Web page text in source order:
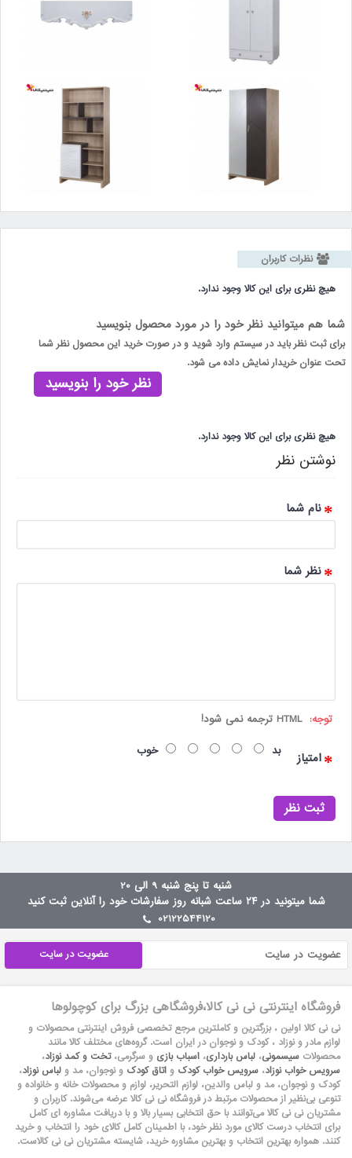
نظرات کاربران
هیچ نظری برای این کالا وجود ندارد.
شما هم میتوانید نظر خود را در مورد محصول بنویسید
برای ثبت نظر باید در سیستم وارد شوید و در صورت خرید این محصول نظر شما
تحت عنوان خریدار نمایش داده می شود.
نظر خود را بنویسید
هیچ نظری برای این کالا وجود ندارد.
نوشتن نظر
نام شما
نظر شما
توجه:
امتیاز بد خوب
ثبت نظر
شنبه تا پنج شنبه 9 الی 20
شما میتونید در ۲۴ ساعت شبانه روز سفارشات خود را آنلاین ثبت کنید
02122544120
عضویت در سایت
فروشگاه اینترنتی نی نی کالا،فروشگاهی بزرگ برای کوچولوها
نی نی کالا اولین ، بزرگترین و کاملترین مرجع تخصصی فروش اینترنتی محصولات و
لوازم مادر و نوزاد ، کودک و نوجوان در ایران است. گروه‏‏‌های مختلف کالا مانند
محصولات سیسمونی، لباس بارداری، اسباب بازی و سرگرمی،تخت و کمد نوزاد،
سرویس خواب نوزاد، سرویس خواب کودک و اتاق کودک و نوجوان، مد و لباس نوزاد،
کودک و نوجوان، مد و لباس والدین، لوازم التحریر، لوازم و محصولات خانه و خانواده و
تنوعی بی‌نظیر از محصولات مرتبط در فروشگاه نی نی کالا عرضه می‏‏‏‌شوند. کاربران و
مشتریان نی نی‌ کالا می‏‏‌توانند با حق انتخابی بسیار بالا و با دریافت مشاوره ای کامل
برای انتخاب درست کالای مورد نظر خود، با اطمینان کامل کالای خود را انتخاب و خرید
کنند. همواره بهترین انتخاب و بهترین مشاوره خرید، شایسته مشتریان نی نی کالاست.